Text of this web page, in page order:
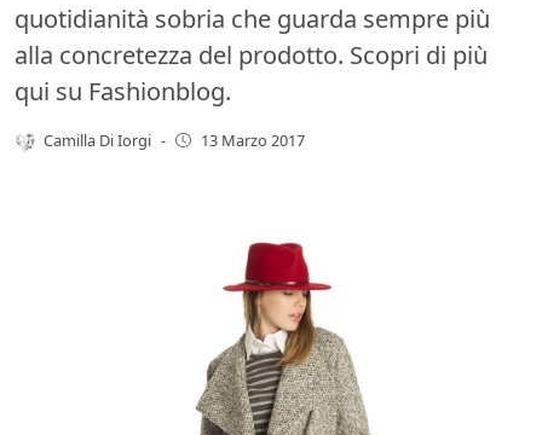
quotidianità sobria che guarda sempre più
alla concretezza del prodotto. Scopri di più
qui su Fashionblog.
Camilla Di Iorgi - 13 Marzo 2017